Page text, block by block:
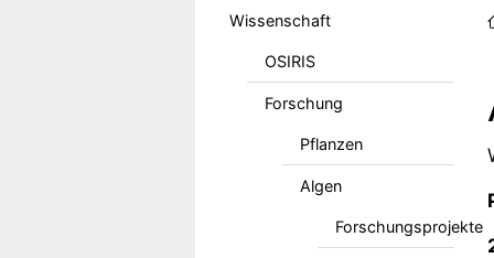
Wissenschaft
OSIRIS
Forschung
Pflanzen
Algen
Forschungsprojekte